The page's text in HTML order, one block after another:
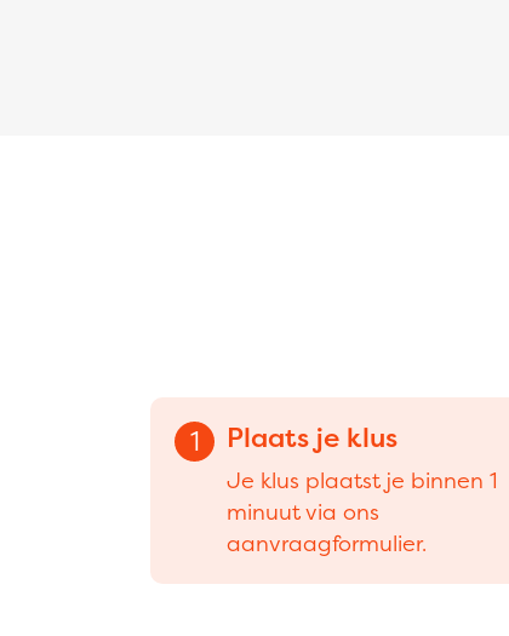
1 Plaats je klus
Je klus plaatst je binnen 1
minuut via ons
aanvraagformulier.